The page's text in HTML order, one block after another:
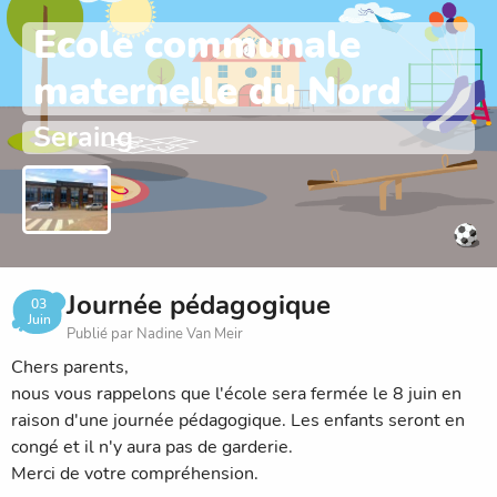
Ecole communale
maternelle du Nord
Seraing
03
Juin
Journée pédagogique
Publié par Nadine Van Meir
Chers parents,
nous vous rappelons que l'école sera fermée le 8 juin en
raison d'une journée pédagogique. Les enfants seront en
congé et il n'y aura pas de garderie.
Merci de votre compréhension.